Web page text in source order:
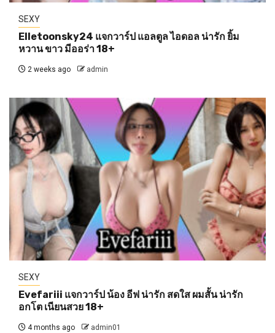
SEXY
Elletoonsky24 แจกวาร์ป แอลตูล ไอดอล น่ารัก ยิ้ม
หวาน ขาว มีออร่า 18+
2 weeks ago admin
SEXY
Evefariii แจกวาร์ป น้อง อีฟ น่ารัก สดใส ผมสั้น น่ารัก
อกโต เนียนสวย 18+
4 months ago admin01